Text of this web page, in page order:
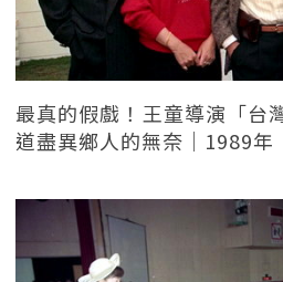
最真的假戲！王童導演「台
道盡異鄉人的無奈｜1989年